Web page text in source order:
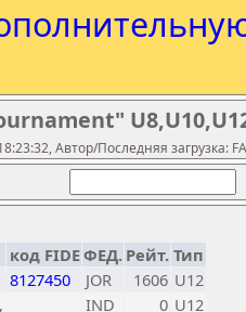
Автор/Последняя загрузка:
код FIDEФЕД. Рейт. Тип
8127450 JOR 1606 U12
IND 0 U12